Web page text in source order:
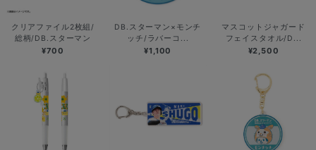
クリアファイル2枚組/
総柄/DB.スターマン
¥700
DB.スターマン×モンチ
ッチ/ラバーコ...
¥1,100
マスコットジャガード
フェイスタオル/D...
¥2,500